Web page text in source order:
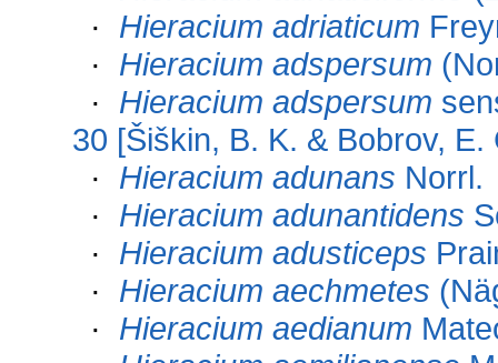
· Hieracium adriaticum
· Hieracium adspersum
· Hieracium adspersum
30 [Šiškin, B. K. & Bobrov,
· Hieracium adunans Norrl.
· Hieracium adunantidens
· Hieracium adusticeps
· Hieracium aechmetes
· Hieracium aedianum